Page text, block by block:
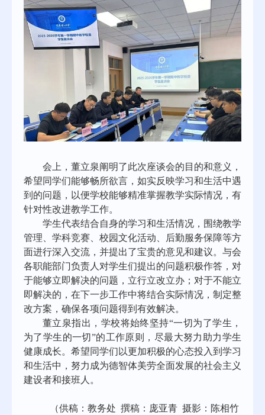
会上，董立泉阐明了此次座谈会的目的和意义，
希望同学们能够畅所欲言，如实反映学习和生活中遇
到的问题，以便学校能够精准掌握教学实际情况，有
针对性改进教学工作。
学生代表结合自身的学习和生活情况，围绕教学
管理、学科竞赛、校园文化活动、后勤服务保障等方
面进行深入交流，并提出了宝贵的意见和建议。与会
各职能部门负责人对学生们提出的问题积极作答，对
于能够立即解决的问题，立行立改立办；对于不能立
即解决的，在下一步工作中将结合实际情况，制定整
改方案，确保各项问题得到有效解决。
董立泉指出，学校将始终坚持“一切为了学生，
为了学生的一切”的工作原则，尽最大努力助力学生
健康成长。希望同学们以更加积极的心态投入到学习
和生活中，努力成为德智体美劳全面发展的社会主义
建设者和接班人。
（供稿：教务处 撰稿：庞亚青 摄影：陈相竹